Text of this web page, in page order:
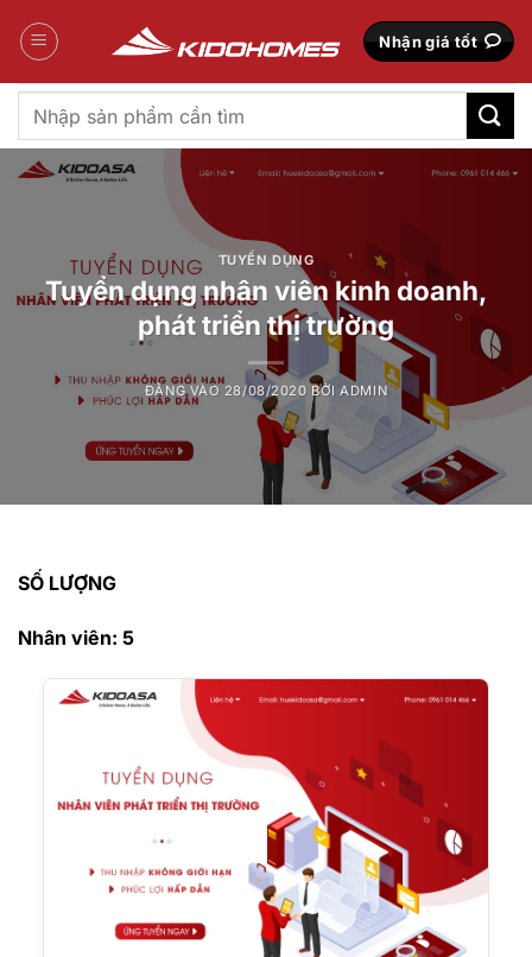
qua
Nhận giá tốt
Tìm
kiếm:
TUYỂN DỤNG
Tuyển dụng nhân viên kinh doanh,
phát triển thị trường
ĐĂNG VÀO 28/08/2020 BỞIADMIN
SỐ LƯỢNG
Nhân viên: 5